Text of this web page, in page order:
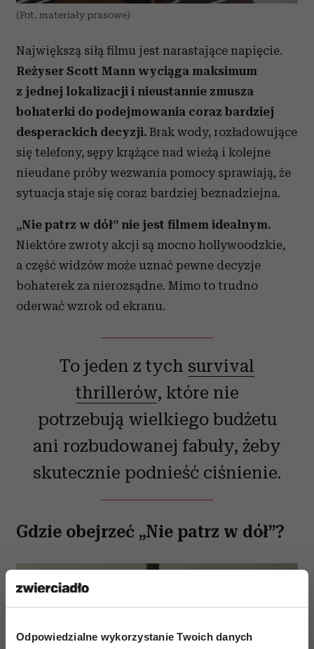
Odpowiedzialne wykorzystanie Twoich danych
(Fot. materiały prasowe)
Największą siłą filmu jest narastające napięcie.
Reżyser Scott Mann wyciąga maksimum
z jednej lokalizacji i nieustannie zmusza
bohaterki do podejmowania coraz bardziej
desperackich decyzji. Brak wody, rozładowujące
się telefony, sępy krążące nad wieżą i kolejne
nieudane próby wezwania pomocy sprawiają, że
sytuacja staje się coraz bardziej beznadziejna.
„Nie patrz w dół” nie jest filmem idealnym.
Niektóre zwroty akcji są mocno hollywoodzkie,
a część widzów może uznać pewne decyzje
bohaterek za nierozsądne. Mimo to trudno
oderwać wzrok od ekranu.
To jeden z tych survival
thrillerów, które nie
potrzebują wielkiego budżetu
ani rozbudowanej fabuły, żeby
skutecznie podnieść ciśnienie.
Gdzie obejrzeć „Nie patrz w dół”?